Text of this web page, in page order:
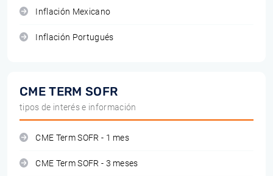
Inflación Mexicano
Inflación Portugués
CME TERM SOFR
tipos de interés e información
CME Term SOFR - 1 mes
CME Term SOFR - 3 meses